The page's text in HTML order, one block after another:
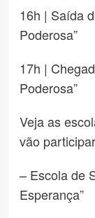
16h | Saída
Poderosa”
17h |
Poderosa”
Veja as
vão
– Escola de
Esperança”